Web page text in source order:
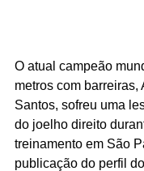
O atual campeão
metros com barreiras,
Santos, sofreu uma
do joelho direito
treinamento em São
publicação do perfil